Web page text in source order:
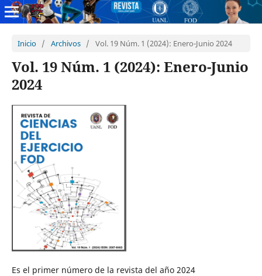
Inicio / Archivos / Vol. 19 Núm. 1 (2024): Enero-Junio 2024
Vol. 19 Núm. 1 (2024): Enero-Junio
2024
Es el primer número de la revista del año 2024